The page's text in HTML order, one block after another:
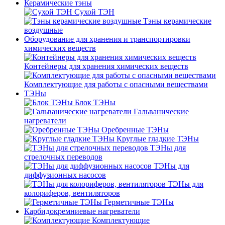
Керамические тэны
Сухой ТЭН
Тэны керамические
воздушные
Оборудование для хранения и транспортировки
химических веществ
Контейнеры для хранения химических веществ
Комплектующие для работы с опасными веществами
ТЭНы
Блок ТЭНы
Гальванические
нагреватели
Оребренные ТЭНы
Круглые гладкие ТЭНы
ТЭНы для
стрелочных переводов
ТЭНы для
диффузионных насосов
ТЭНы для
колориферов, вентиляторов
Герметичные ТЭНы
Карбидокремниевые нагреватели
Комплектующие